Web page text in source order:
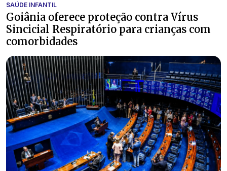
SAÚDE INFANTIL
Goiânia oferece proteção contra Vírus
Sincicial Respiratório para crianças com
comorbidades